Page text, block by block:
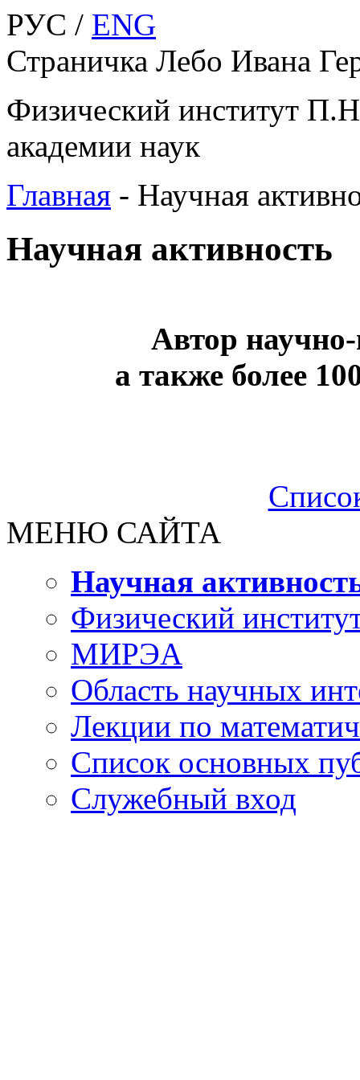
РУС / ENG
Страничка Лебо Ивана
Физический институт
академии наук
Главная - Научная
Научная активность
Автор
а также более
МЕНЮ САЙТА
Научная
Физический
МИРЭА
Область научных
Лекции по
Список основных
Служебный вход